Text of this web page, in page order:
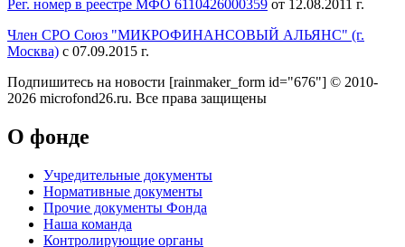
Рег. номер в реестре МФО 6110426000359 от 12.08.2011 г.
Член СРО Союз "МИКРОФИНАНСОВЫЙ АЛЬЯНС" (г.
Москва) с 07.09.2015 г.
Подпишитесь на новости [rainmaker_form id="676"] © 2010-
2026 microfond26.ru. Все права защищены
О фонде
Учредительные документы
Нормативные документы
Прочие документы Фонда
Наша команда
Контролирующие органы